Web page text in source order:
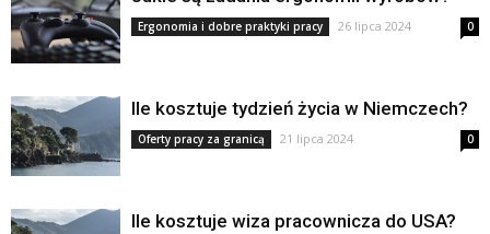
Ergonomia i dobre praktyki pracy 26 lipca 2024 0
Ile kosztuje tydzień życia w Niemczech?
Oferty pracy za granicą 21 lipca 2024 0
Ile kosztuje wiza pracownicza do USA?